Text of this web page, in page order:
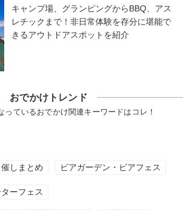
キャンプ場、グランピングからBBQ、アス
レチックまで！非日常体験を存分に堪能で
きるアウトドアスポットを紹介
おでかけトレンド
っているおでかけ関連キーワードはコレ！
しまとめ ビアガーデン・ビアフェス
ーフェス